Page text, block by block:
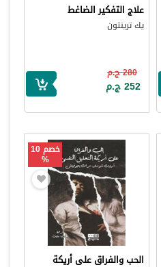
علاج التفكير الضاغط
يك ترينتون
280 ج.م
252 ج.م
خصم 10
%
الحب والفراق على أريكة